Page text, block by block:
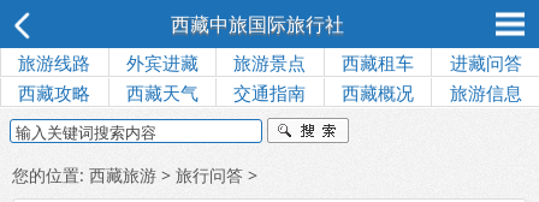
西藏中旅国际旅行社
旅游线路 外宾进藏 旅游景点 西藏租车
进藏问答
西藏攻略
西藏天气 交通指南 西藏概况 旅游信息
您的位置: 西藏旅游 > 旅行问答 >